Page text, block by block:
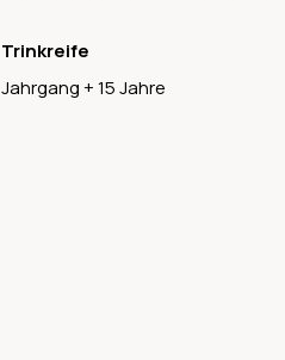
Trinkreife
Jahrgang + 15 Jahre